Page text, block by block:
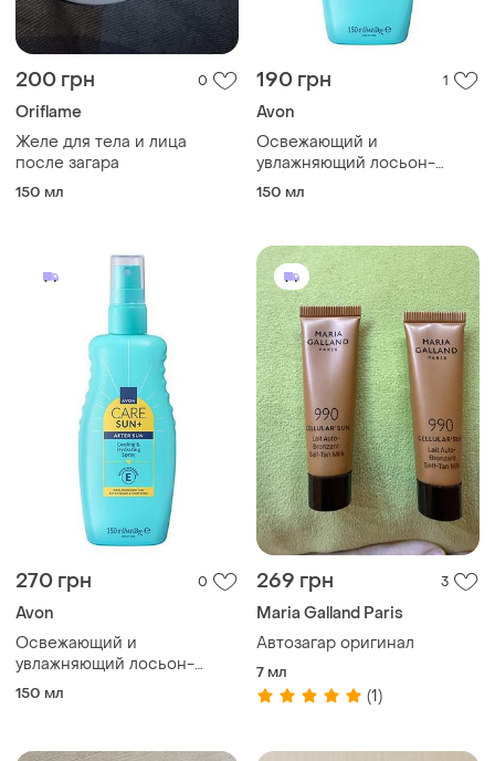
200 грн 0
Oriflame
Желе для тела и лица
после загара
150 мл
190 грн 1
Avon
Освежающий и
увлажняющий лосьон-
спрей после загара, 150 мл
150 мл
270 грн 0
Avon
Освежающий и
увлажняющий лосьон-
спрей после загара, 150 мл.
150 мл
269 грн 3
Maria Galland Paris
Автозагар оригинал
7 мл
(1)